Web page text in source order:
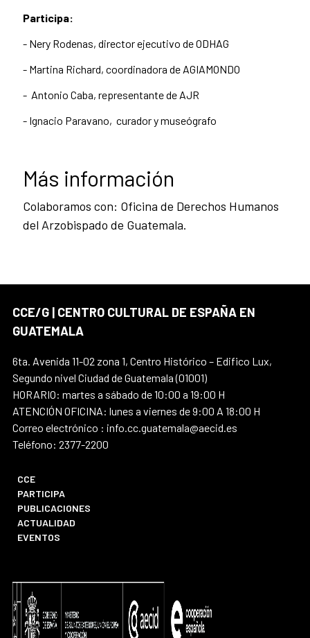
Participa:
- Nery Rodenas, director ejecutivo de ODHAG
- Martina Richard, coordinadora de AGIAMONDO
- Antonio Caba, representante de AJR
- Ignacio Paravano, curador y museógrafo
Más información
Colaboramos con: Oficina de Derechos Humanos
del Arzobispado de Guatemala.
CCE/G | CENTRO CULTURAL DE ESPAÑA EN
GUATEMALA
6ta. Avenida 11-02 zona 1, Centro Histórico – Edifico Lux,
Segundo nivel Ciudad de Guatemala (01001)
HORARIO: martes a sábado de 10:00 a 19:00 H
ATENCIÓN OFICINA: lunes a viernes de 9:00 A 18:00 H
Correo electrónico : info.cc.guatemala@aecid.es
Teléfono: 2377-2200
CCE
PARTICIPA
PUBLICACIONES
ACTUALIDAD
EVENTOS